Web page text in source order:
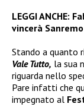
LEGGI ANCHE:
vincerà
Stando a quanto
Vale Tutto, la sua
riguarda nello
Pare infatti che
impegnato al